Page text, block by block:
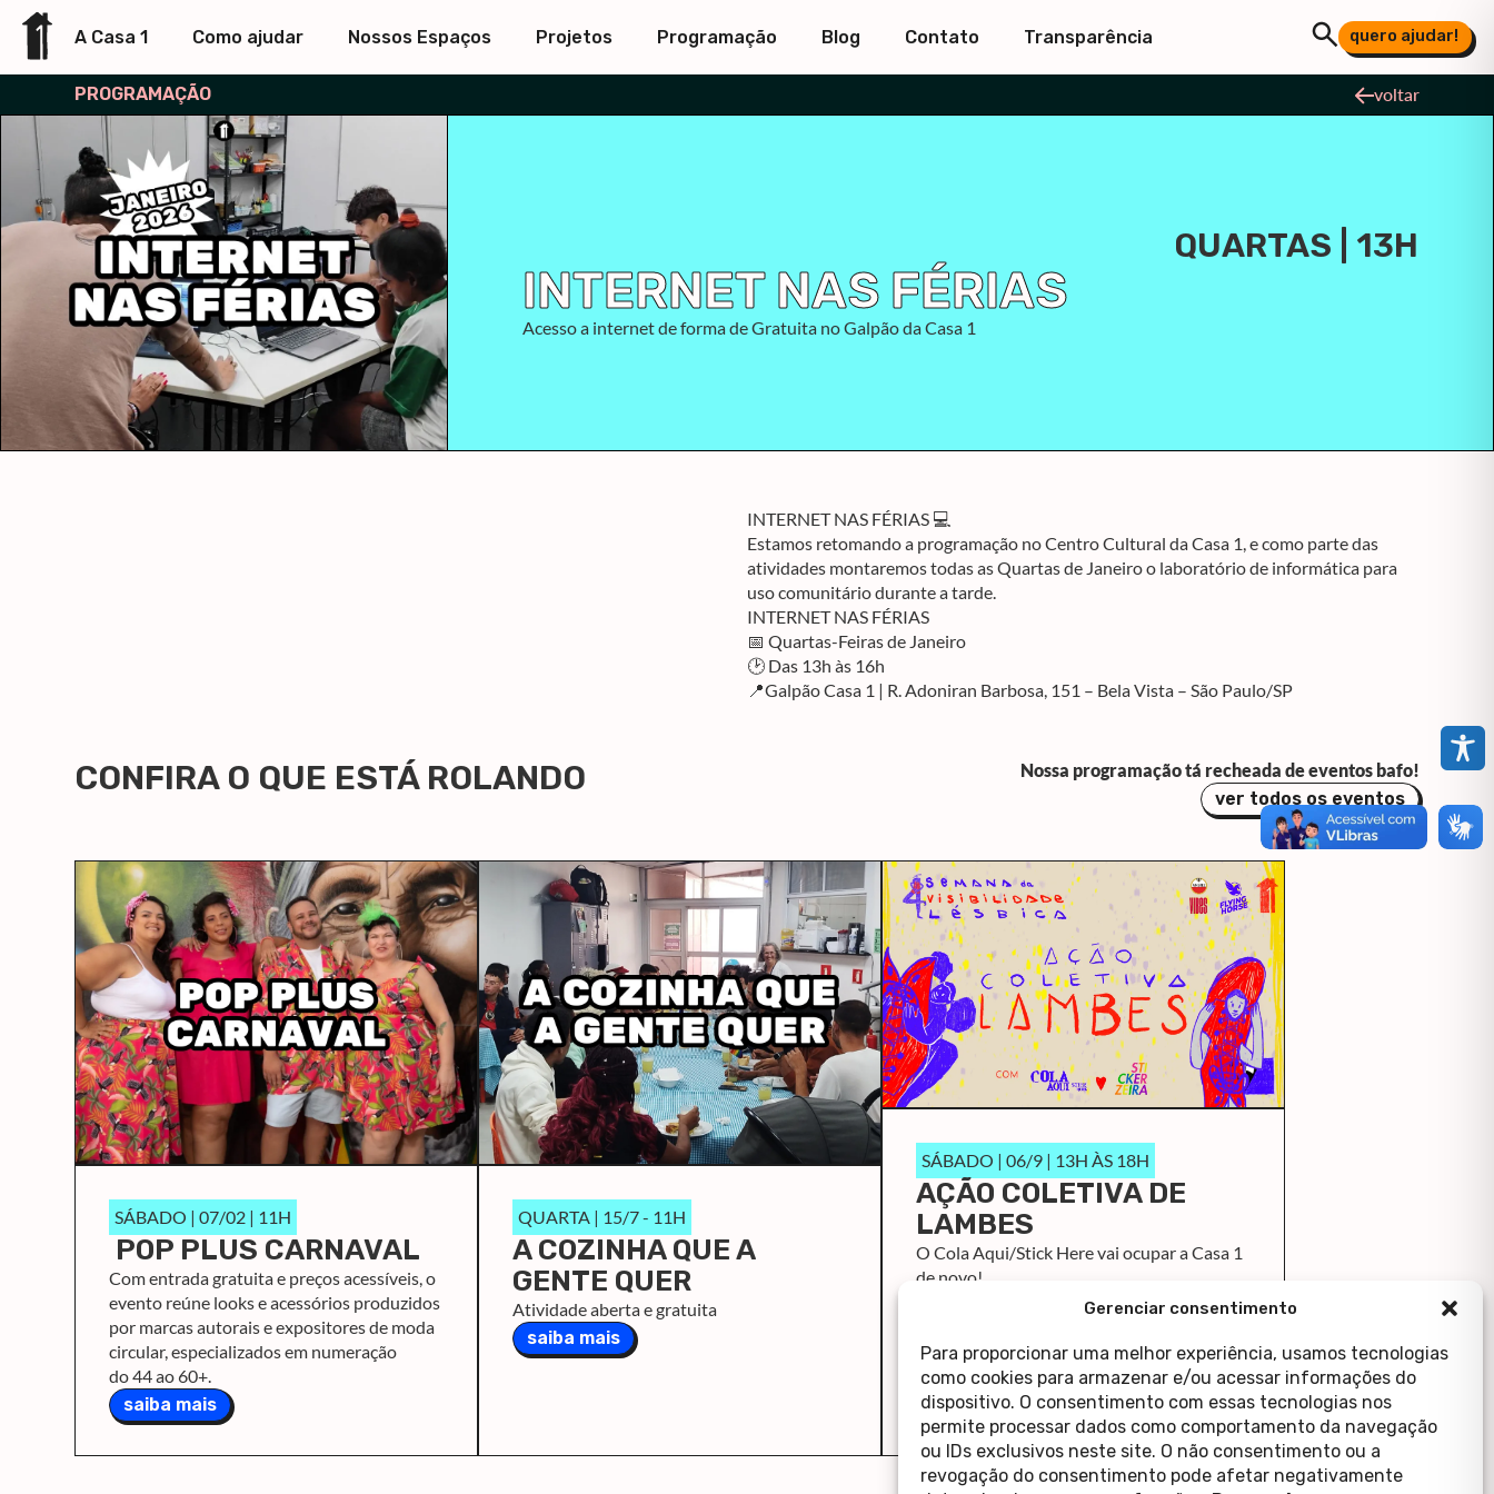
Gerenciar consentimento
Para proporcionar uma melhor experiência, usamos tecnologias
como cookies para armazenar e/ou acessar informações do
dispositivo. O consentimento com essas tecnologias nos
permite processar dados como comportamento da navegação
ou IDs exclusivos neste site. O não consentimento ou a
revogação do consentimento pode afetar negativamente
A Casa 1 Como ajudar Nossos Espaços Projetos Programação Blog Contato Transparência quero ajudar!
PROGRAMAÇÃO voltar
QUARTAS | 13H
INTERNET NAS FÉRIAS
Acesso a internet de forma de Gratuita no Galpão da Casa 1
INTERNET NAS FÉRIAS 💻
Estamos retomando a programação no Centro Cultural da Casa 1, e como parte das
atividades montaremos todas as Quartas de Janeiro o laboratório de informática para
uso comunitário durante a tarde.
INTERNET NAS FÉRIAS
📅 Quartas-Feiras de Janeiro
🕑 Das 13h às 16h
📍Galpão Casa 1 | R. Adoniran Barbosa, 151 – Bela Vista – São Paulo/SP
CONFIRA O QUE ESTÁ ROLANDO
Nossa programação tá recheada de eventos bafo!
ver todos os eventos
SÁBADO | 07/02 | 11H
POP PLUS CARNAVAL
Com entrada gratuita e preços acessíveis, o
evento reúne looks e acessórios produzidos
por marcas autorais e expositores de moda
circular, especializados em numeração
do 44 ao 60+.
saiba mais
QUARTA | 15/7 - 11H
A COZINHA QUE A
GENTE QUER
Atividade aberta e gratuita
saiba mais
SÁBADO | 06/9 | 13H ÀS 18H
AÇÃO COLETIVA DE
LAMBES
O Cola Aqui/Stick Here vai ocupar a Casa 1
de novo!